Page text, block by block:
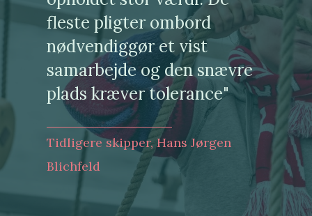
fleste pligter ombord
nødvendiggør et vist
samarbejde og den snævre
plads kræver tolerance"
Tidligere skipper, Hans Jørgen
Blichfeld